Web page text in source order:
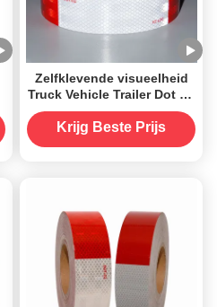
Zelfklevende visueelheid
Truck Vehicle Trailer Dot C2
Reflexband
Krijg Beste Prijs